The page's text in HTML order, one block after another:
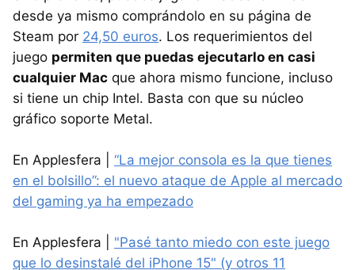
desde ya mismo comprándolo en su página de
Steam por 24,50 euros. Los requerimientos del
juego permiten que puedas ejecutarlo en casi
cualquier Mac que ahora mismo funcione, incluso
si tiene un chip Intel. Basta con que su núcleo
gráfico soporte Metal.
En Applesfera | “La mejor consola es la que tienes
en el bolsillo”: el nuevo ataque de Apple al mercado
del gaming ya ha empezado
En Applesfera | "Pasé tanto miedo con este juego
que lo desinstalé del iPhone 15" (y otros 11